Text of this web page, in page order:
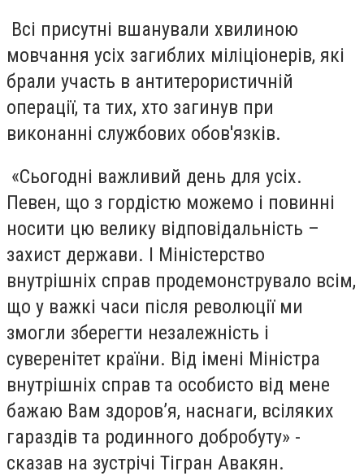
Всі присутні вшанували хвилиною
мовчання усіх загиблих міліціонерів, які
брали участь в антитерористичній
операції, та тих, хто загинув при
виконанні службових обов'язків.
«Сьогодні важливий день для усіх.
Певен, що з гордістю можемо і повинні
носити цю велику відповідальність –
захист держави. І Міністерство
внутрішніх справ продемонструвало всім,
що у важкі часи після революції ми
змогли зберегти незалежність і
суверенітет країни. Від імені Міністра
внутрішніх справ та особисто від мене
бажаю Вам здоров’я, наснаги, всіляких
гараздів та родинного добробуту» -
сказав на зустрічі Тігран Авакян.